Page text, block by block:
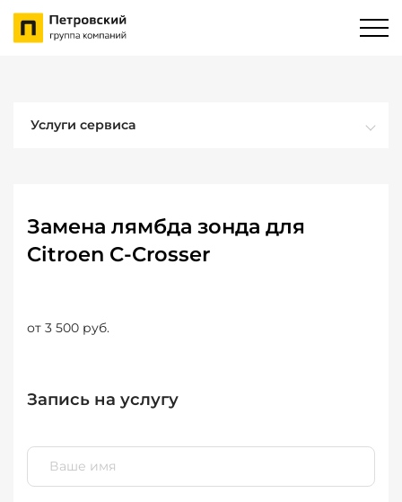
Услуги сервиса
Замена лямбда зонда для
Citroen C-Crosser
от 3 500 руб.
Запись на услугу